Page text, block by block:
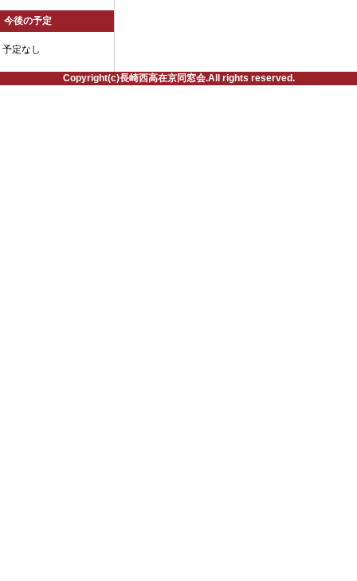
今後の予定
予定なし
Copyright(c)長崎西高在京同窓会.All rights reserved.